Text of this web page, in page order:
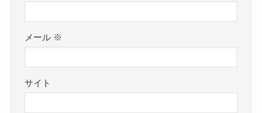
メール ※
サイト